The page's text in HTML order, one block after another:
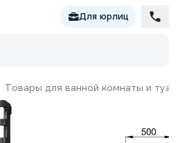
Для юрлиц
Товары для ванной комнаты и